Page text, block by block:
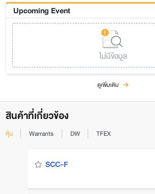
Upcoming Event
ไม่มีข้อมูล
ดูเพิ่มเติม
สินค้าที่เกี่ยวข้อง
หุ้น Warrants DW TFEX
SCC-F